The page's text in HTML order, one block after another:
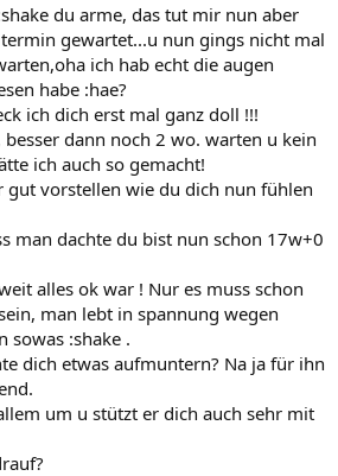
du arme, das tut mir nun aber
gewartet...u nun gings nicht mal
ich hab echt die augen
habe :hae?
ich dich erst mal ganz doll !!!
dann noch 2 wo. warten u kein
ich auch so gemacht!
gut vorstellen wie du dich nun fühlen
man dachte du bist nun schon 17w+0
alles ok war ! Nur es muss schon
man lebt in spannung wegen
sowas :shake .
dich etwas aufmuntern? Na ja für ihn
um u stützt er dich auch sehr mit